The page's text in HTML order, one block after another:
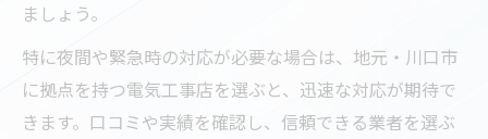
ましょう。
特に夜間や緊急時の対応が必要な場合は、地元・川口市
に拠点を持つ電気工事店を選ぶと、迅速な対応が期待で
きます。口コミや実績を確認し、信頼できる業者を選ぶ